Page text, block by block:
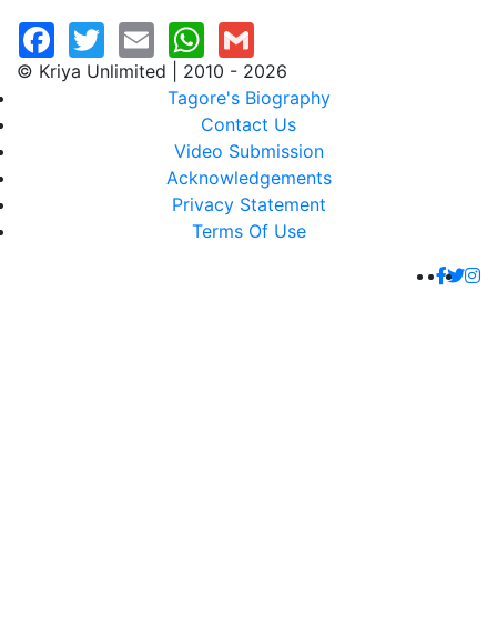
© Kriya Unlimited | 2010 - 2026
Tagore's Biography
Contact Us
Video Submission
Acknowledgements
Privacy Statement
Terms Of Use